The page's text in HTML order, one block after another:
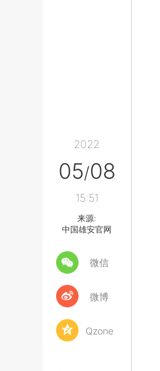
2022
05/08
15:51
来源:
中国雄安官网
微信
微博
Qzone